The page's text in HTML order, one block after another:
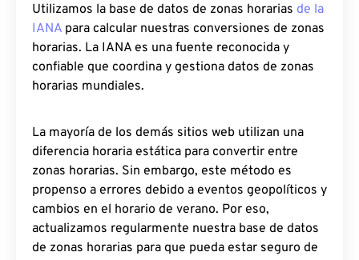
Utilizamos la base de datos de zonas horarias de la
IANA para calcular nuestras conversiones de zonas
horarias. La IANA es una fuente reconocida y
confiable que coordina y gestiona datos de zonas
horarias mundiales.
La mayoría de los demás sitios web utilizan una
diferencia horaria estática para convertir entre
zonas horarias. Sin embargo, este método es
propenso a errores debido a eventos geopolíticos y
cambios en el horario de verano. Por eso,
actualizamos regularmente nuestra base de datos
de zonas horarias para que pueda estar seguro de